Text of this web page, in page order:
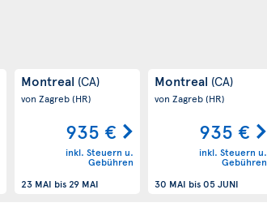
Montreal (CA)
von Zagreb(HR)
935 €
inkl. Steuern u.
Gebühren
23 MAI bis 29 MAI
Montreal (CA)
von Zagreb(HR)
935 €
inkl. Steuern u.
Gebühren
30 MAI bis05 JUNI